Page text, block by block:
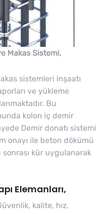
Makas Sistemi,
sistemleri inşaatı
ve yükleme
Bu
kolon iç demir
Demir donatı sistemi
onayı ile beton dökümü
kür uygulanarak
Elemanları,
kalite, hız,